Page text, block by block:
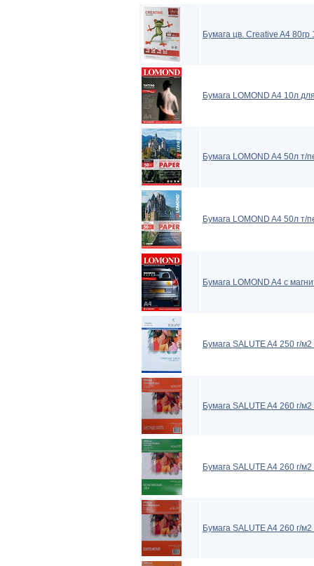
Бумага цв. Creative A4
Бумага LOMOND A4 10л
Бумага LOMOND A4 50л т/
Бумага LOMOND A4 50л т/
Бумага LOMOND A4 с
Бумага SALUTE A4 250 г/
Бумага SALUTE A4 260 г/
Бумага SALUTE A4 260 г/
Бумага SALUTE A4 260 г/